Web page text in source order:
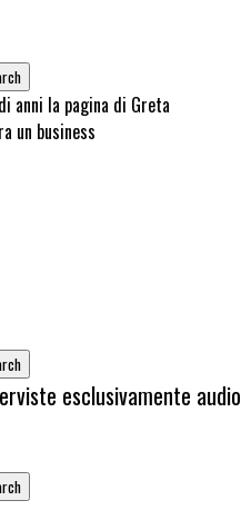
anni la pagina di Greta
un business
esclusivamente audio